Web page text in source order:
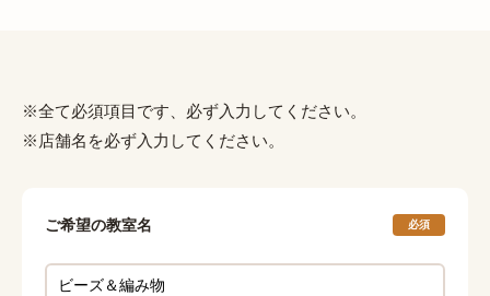
※全て必須項目です、必ず入力してください。
※店舗名を必ず入力してください。
ご希望の教室名 必須